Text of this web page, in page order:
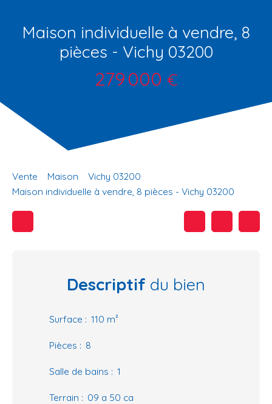
Maison individuelle à vendre, 8
pièces - Vichy 03200
279 000 €
Vente Maison
Vichy 03200
Maison individuelle à vendre, 8 pièces - Vichy 03200
Descriptif du bien
Surface : 110 m²
Pièces : 8
Salle de bains : 1
Terrain : 09 a 50 ca